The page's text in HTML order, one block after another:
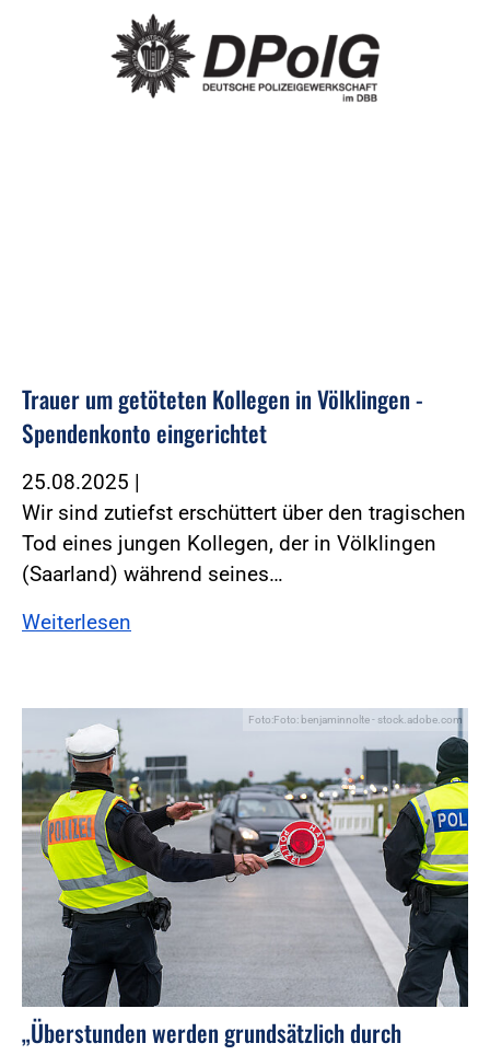
Trauer um getöteten Kollegen in Völklingen -
Spendenkonto eingerichtet
25.08.2025 |
Wir sind zutiefst erschüttert über den tragischen
Tod eines jungen Kollegen, der in Völklingen
(Saarland) während seines…
Weiterlesen
Foto:Foto: benjaminnolte - stock.adobe.com
„Überstunden werden grundsätzlich durch